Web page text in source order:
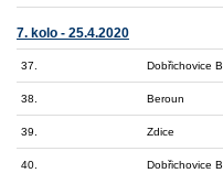
7. kolo - 25.4.2020
37. Dobřichovice B
38. Beroun
39. Zdice
40. Dobřichovice B